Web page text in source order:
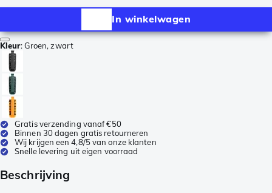
In winkelwagen
Kleur:Groen, zwart
Gratis verzending vanaf €50
Binnen 30 dagen gratis retourneren
Wij krijgen een 4,8/5 van onze klanten
Snelle levering uit eigen voorraad
Beschrijving